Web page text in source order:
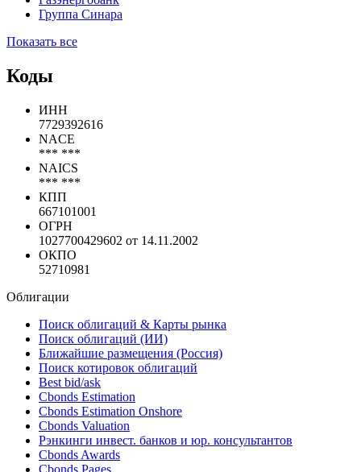
Группа Синара
Показать все
Коды
ИНН
7729392616
NACE
*** ***
NAICS
*** ***
КПП
667101001
ОГРН
1027700429602 от 14.11.2002
ОКПО
52710981
Облигации
Поиск облигаций & Карты рынка
Поиск облигаций (ИИ)
Ближайшие размещения (Россия)
Поиск котировок облигаций
Best bid/ask
Cbonds Estimation
Cbonds Estimation Onshore
Cbonds Valuation
Рэнкинги инвест. банков и юр. консультантов
Cbonds Awards
Cbonds Pages